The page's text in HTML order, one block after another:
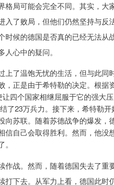
局可能会完全不同。其实，大
了败局，但他们仍然坚持与反
候的德国是否真的已经无法从
心中的疑问。
了温饱无忧的生活，但与此同
正是由于希特勒的决定。根据
四个国家相继屈服于它的强大
了23万兵力。接下来，希特勒
苏联。随着苏德战争的爆发，
自己会取得胜利。然而，他没
战。然而，随着德国失去了重
下去。从军力上看，德国此时